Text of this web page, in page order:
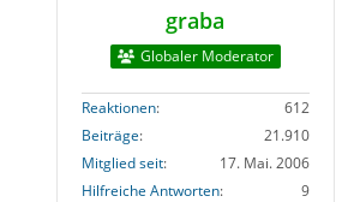
graba
Globaler Moderator
Reaktionen
612
Beiträge
21.910
Mitglied seit
17. Mai. 2006
Hilfreiche Antworten
9